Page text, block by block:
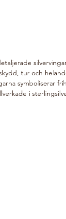
tur och
symboliserar
i